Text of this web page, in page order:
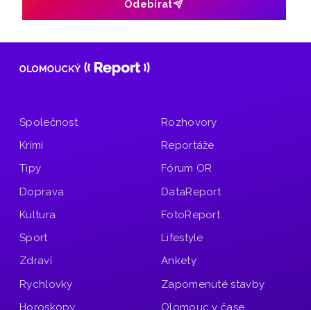
Odebírat
Společnost
Krimi
Tipy
Doprava
Kultura
Sport
Zdraví
Rychlovky
Horoskopy
Rozhovory
Reportáže
Fórum OR
DataReport
FotoReport
Lifestyle
Ankety
Zapomenuté stavby
Olomouc v čase